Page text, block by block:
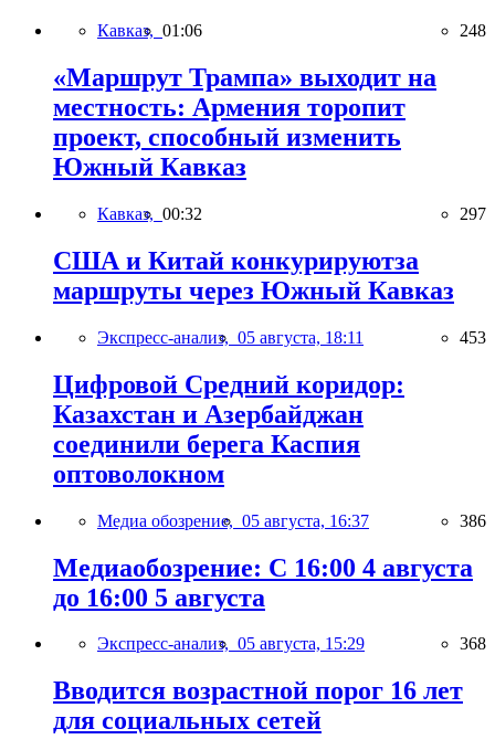
Кавказ, 01:06 248
«Маршрут Трампа» выходит на
местность: Армения торопит
проект, способный изменить
Южный Кавказ
Кавказ, 00:32 297
США и Китай конкурируютза
маршруты через Южный Кавказ
Экспресс-анализ, 05 августа, 18:11 453
Цифровой Средний коридор:
Казахстан и Азербайджан
соединили берега Каспия
оптоволокном
Медиа обозрение, 05 августа, 16:37 386
Медиаобозрение: С 16:00 4 августа
до 16:00 5 августа
Экспресс-анализ, 05 августа, 15:29 368
Вводится возрастной порог 16 лет
для социальных сетей